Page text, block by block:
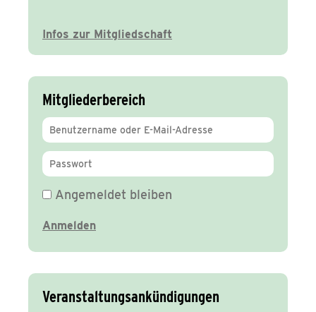
Infos zur Mitgliedschaft
Mitgliederbereich
Angemeldet bleiben
Veranstaltungsankündigungen